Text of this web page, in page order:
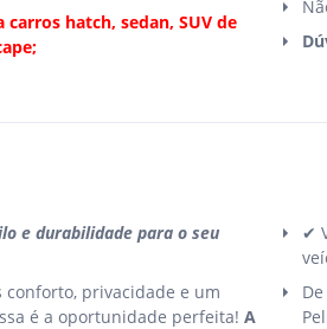
hatch, sedan, SUV de
e durabilidade para o seu
conforto, privacidade e um
é a oportunidade perfeita! A
✔
De